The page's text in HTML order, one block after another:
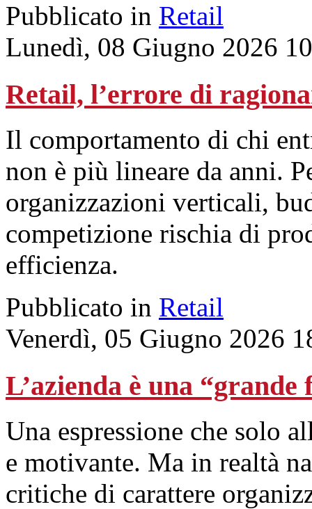
Pubblicato in Retail
Lunedì, 08 Giugno 2026
Retail, l’errore di
Il comportamento di chi
non è più lineare da anni.
organizzazioni verticali,
competizione rischia di
efficienza.
Pubblicato in Retail
Venerdì, 05 Giugno 2026
L’azienda è una
Una espressione che solo
e motivante. Ma in realtà
critiche di carattere